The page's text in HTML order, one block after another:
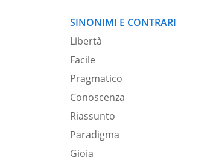
SINONIMI E CONTRARI
Libertà
Facile
Pragmatico
Conoscenza
Riassunto
Paradigma
Gioia